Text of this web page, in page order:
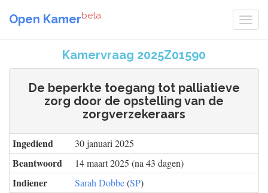
Open Kamerbeta
Kamervraag 2025Z01590
De beperkte toegang tot palliatieve
zorg door de opstelling van de
zorgverzekeraars
Ingediend 30 januari 2025
Beantwoord 14 maart 2025 (na 43 dagen)
Indiener Sarah Dobbe(SP)